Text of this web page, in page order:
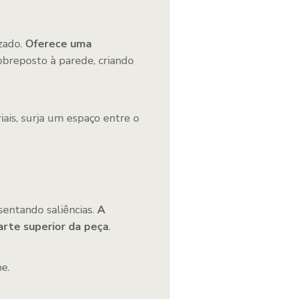
Oferece uma
à parede, criando
surja um espaço entre o
saliências. A
superior da peça.